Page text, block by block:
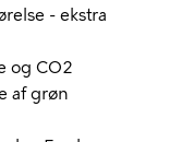
- ekstra
og CO2
af grøn